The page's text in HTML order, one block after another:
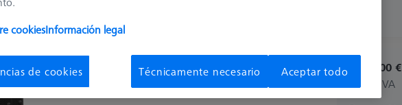
OmniFix CT universal
626170-0011-790
3.479,00 €
más el IVA
cookiesInformación legal
de cookies Técnicamente necesario Aceptar todo